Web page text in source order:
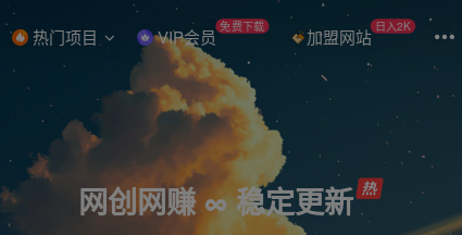
热门项目 VIP会员 免费下载 加盟网站 日入2K
网创网赚 ∞ 稳定更新